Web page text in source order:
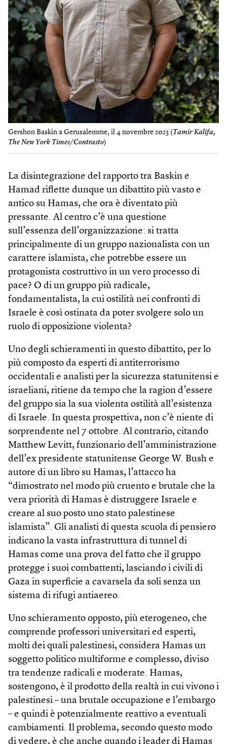
Gershon Baskin a Gerusalemme, il 4 novembre 2023 (Tamir Kalifa,
The New York Times/Contrasto)
La disintegrazione del rapporto tra Baskin e
Hamad riflette dunque un dibattito più vasto e
antico su Hamas, che ora è diventato più
pressante. Al centro c’è una questione
sull’essenza dell’organizzazione: si tratta
principalmente di un gruppo nazionalista con un
carattere islamista, che potrebbe essere un
protagonista costruttivo in un vero processo di
pace? O di un gruppo più radicale,
fondamentalista, la cui ostilità nei confronti di
Israele è così ostinata da poter svolgere solo un
ruolo di opposizione violenta?
Uno degli schieramenti in questo dibattito, per lo
più composto da esperti di antiterrorismo
occidentali e analisti per la sicurezza statunitensi e
israeliani, ritiene da tempo che la ragion d’essere
del gruppo sia la sua violenta ostilità all’esistenza
di Israele. In questa prospettiva, non c’è niente di
sorprendente nel 7 ottobre. Al contrario, citando
Matthew Levitt, funzionario dell’amministrazione
dell’ex presidente statunitense George W. Bush e
autore di un libro su Hamas, l’attacco ha
“dimostrato nel modo più cruento e brutale che la
vera priorità di Hamas è distruggere Israele e
creare al suo posto uno stato palestinese
islamista”. Gli analisti di questa scuola di pensiero
indicano la vasta infrastruttura di tunnel di
Hamas come una prova del fatto che il gruppo
protegge i suoi combattenti, lasciando i civili di
Gaza in superficie a cavarsela da soli senza un
sistema di rifugi antiaereo.
Uno schieramento opposto, più eterogeneo, che
comprende professori universitari ed esperti,
molti dei quali palestinesi, considera Hamas un
soggetto politico multiforme e complesso, diviso
tra tendenze radicali e moderate. Hamas,
sostengono, è il prodotto della realtà in cui vivono i
palestinesi – una brutale occupazione e l’embargo
– e quindi è potenzialmente reattivo a eventuali
cambiamenti. Il problema, secondo questo modo
di vedere, è che anche quando i leader di Hamas